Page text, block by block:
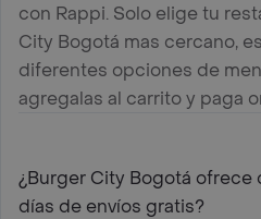
con Rappi. Solo elige tu
City Bogotá mas cercano,
diferentes opciones de
agregalas al carrito y paga
¿Burger City Bogotá ofrece
días de envíos gratis?